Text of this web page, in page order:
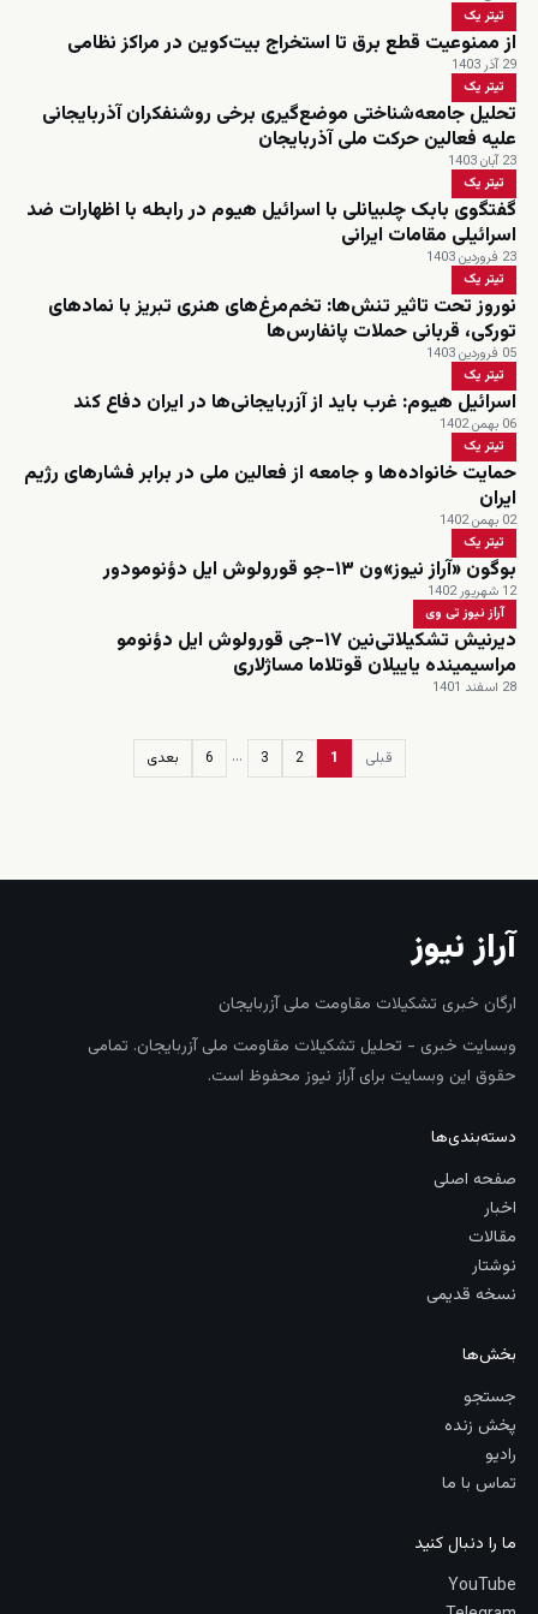
تیتر یک
از ممنوعیت قطع برق تا استخراج بیت‌کوین در مراکز نظامی
29 آذر 1403
تیتر یک
تحلیل جامعه‌شناختی موضع‌گیری برخی روشنفکران آذربایجانی
علیه فعالین حرکت ملی آذربایجان
23 آبان 1403
تیتر یک
گفتگوی بابک چلبیانلی با اسرائیل هیوم در رابطه با اظهارات ضد
اسرائیلی مقامات ایرانی
23 فروردین 1403
تیتر یک
نوروز تحت تاثیر تنش‌ها: تخم‌مرغ‌های هنری تبریز با نمادهای
تورکی، قربانی حملات پانفارس‌ها
05 فروردین 1403
تیتر یک
اسرائیل هیوم: غرب باید از آزربایجانی‌ها در ایران دفاع کند
06 بهمن 1402
تیتر یک
حمایت خانواده‌ها و جامعه از فعالین ملی در برابر فشارهای رژیم
ایران
02 بهمن 1402
تیتر یک
بوگون «آراز نیوز»ون ۱۳-جو قورولوش ایل دؤنومودور
12 شهریور 1402
آراز نیوز تی وی
دیرنیش تشکیلاتی‌نین ۱۷-جی قورولوش ایل دؤنومو
مراسیمینده یاییلان قوتلاما مساژلاری
28 اسفند 1401
قبلی 1
2
3
…
6 بعدی
آراز نیوز
ارگان خبری تشکیلات مقاومت ملی آزربایجان
وبسایت خبری - تحلیل تشکیلات مقاومت ملی آزربایجان. تمامی
حقوق این وبسایت برای آراز نیوز محفوظ است.
دسته‌بندی‌ها
صفحه اصلی
اخبار
مقالات
نوشتار
نسخه قدیمی
بخش‌ها
جستجو
پخش زنده
رادیو
تماس با ما
ما را دنبال کنید
YouTube